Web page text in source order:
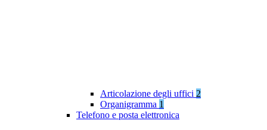
Articolazione degli uffici 2
Organigramma 1
Telefono e posta elettronica